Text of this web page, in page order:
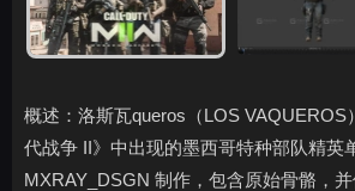
概述：洛斯瓦queros（LOS VAQUEROS
代战争 II》中出现的墨西哥特种部队精英
MXRAY_DSGN 制作，包含原始骨骼，